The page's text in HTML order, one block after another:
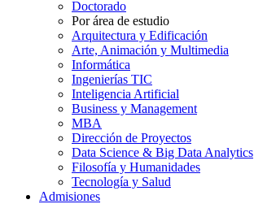
Doctorado
Por área de estudio
Arquitectura y Edificación
Arte, Animación y Multimedia
Informática
Ingenierías TIC
Inteligencia Artificial
Business y Management
MBA
Dirección de Proyectos
Data Science & Big Data Analytics
Filosofía y Humanidades
Tecnología y Salud
Admisiones